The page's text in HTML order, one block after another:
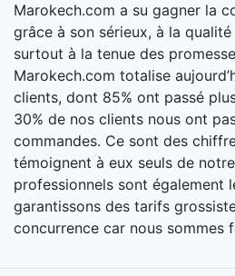
Marokech.com a su gagner la
grâce à son sérieux, à la
surtout à la tenue des
Marokech.com totalise
clients, dont 85% ont passé
30% de nos clients nous ont
commandes. Ce sont des
témoignent à eux seuls de
professionnels sont également
garantissons des tarifs
concurrence car nous sommes